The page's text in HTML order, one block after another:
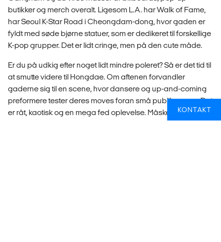
butikker og merch overalt. Ligesom L.A. har Walk of Fame,
har Seoul K-Star Road i Cheongdam-dong, hvor gaden er
fyldt med søde bjørne statuer, som er dedikeret til forskellige
K-pop grupper. Det er lidt cringe, men på den cute måde.
Er du på udkig efter noget lidt mindre poleret? Så er det tid til
at smutte videre til Hongdae. Om aftenen forvandler
gaderne sig til en scene, hvor dansere og up-and-coming
preformere tester deres moves foran små publikummer. Det
er råt, kaotisk og en mega fed oplevelse. Måske du spotter
KONTAKT